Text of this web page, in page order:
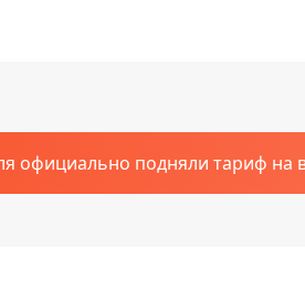
официально подняли тариф на